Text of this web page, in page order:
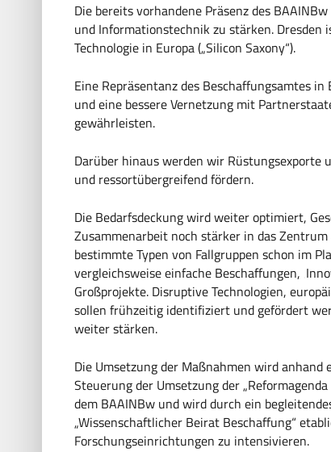
Die bereits vorhandene Präsenz des
und Informationstechnik zu stärken.
Technologie in Europa („Silicon Saxony“).
Eine Repräsentanz des Beschaffungsamtes
und eine bessere Vernetzung mit
gewährleisten.
Darüber hinaus werden wir
und ressortübergreifend fördern.
Die Bedarfsdeckung wird weiter optimiert,
Zusammenarbeit noch stärker in das
bestimmte Typen von Fallgruppen schon im
vergleichsweise einfache Beschaffungen,
Großprojekte. Disruptive Technologien,
sollen frühzeitig identifiziert und gefördert
weiter stärken.
Die Umsetzung der Maßnahmen wird
Steuerung der Umsetzung der
dem BAAINBw und wird durch ein
„Wissenschaftlicher Beirat Beschaffung“
Forschungseinrichtungen zu intensivieren.